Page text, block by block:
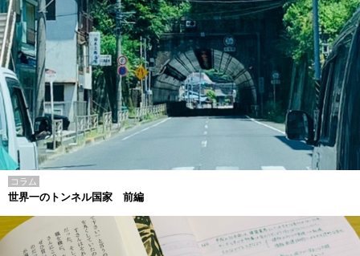
コラム
世界一のトンネル国家 前編